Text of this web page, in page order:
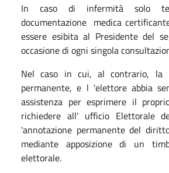
In caso di infermità solo
documentazione medica
essere esibita al Presidente del
occasione di ogni singola
Nel caso in cui, al contrario, la
permanente, e l 'elettore abbia
assistenza per esprimere il
richiedere all' ufficio Elettorale
'annotazione permanente del
mediante apposizione di un
elettorale.